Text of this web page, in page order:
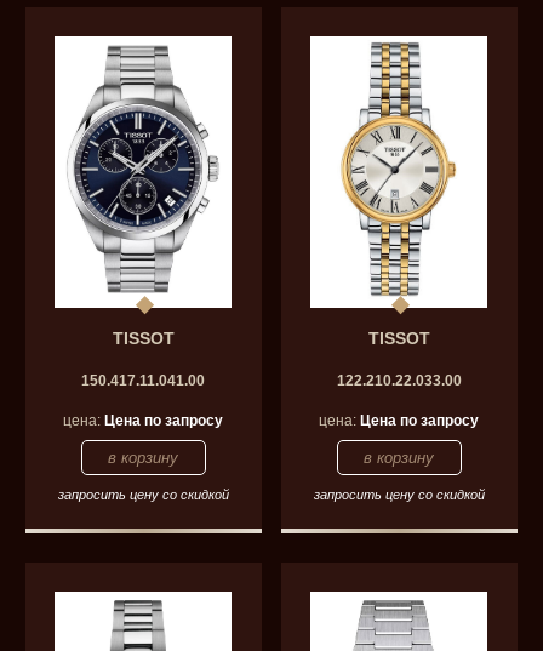
TISSOT
150.417.11.041.00
цена:Цена по запросу
запросить цену со скидкой
TISSOT
122.210.22.033.00
цена:Цена по запросу
запросить цену со скидкой